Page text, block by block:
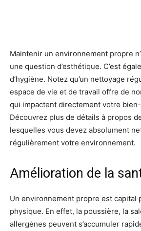
Maintenir un environnement propre
une question d’esthétique. C’est
d’hygiène. Notez qu’un nettoyage
espace de vie et de travail offre de
qui impactent directement votre
Découvrez plus de détails à propos
lesquelles vous devez absolument
régulièrement votre environnement.
Amélioration de la
Un environnement propre est capital
physique. En effet, la poussière, la
allergènes peuvent s’accumuler